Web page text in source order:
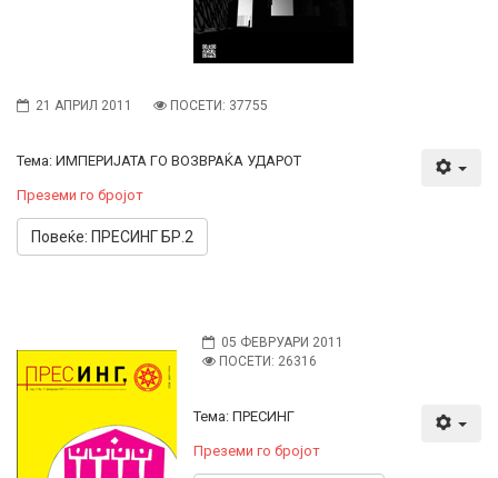
21 АПРИЛ 2011 ПОСЕТИ: 37755
Тема: ИМПЕРИЈАТА ГО ВОЗВРАЌА УДАРОТ
Преземи го бројот
Повеќе: ПРЕСИНГ БР.2
05 ФЕВРУАРИ 2011
ПОСЕТИ: 26316
Тема: ПРЕСИНГ
Преземи го бројот